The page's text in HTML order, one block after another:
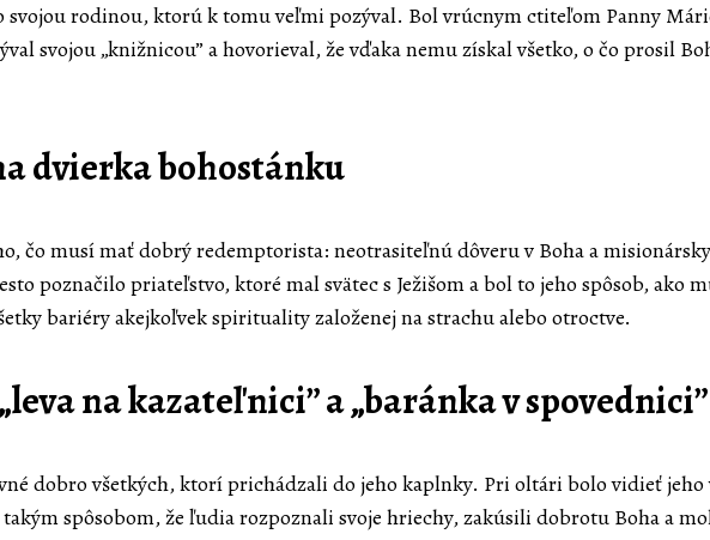
svojou rodinou, ktorú k tomu veľmi pozýval. Bol vrúcnym ctiteľom Panny
svojou „knižnicou” a hovorieval, že vďaka nemu získal všetko, o čo prosil
dvierka bohostánku
čo musí mať dobrý redemptorista: neotrasiteľnú dôveru v Boha a
poznačilo priateľstvo, ktoré mal svätec s Ježišom a bol to jeho spôsob, ako
bariéry akejkoľvek spirituality založenej na strachu alebo otroctve.
na kazateľnici” a „baránka v spovednici”
dobro všetkých, ktorí prichádzali do jeho kaplnky. Pri oltári bolo vidieť
spôsobom, že ľudia rozpoznali svoje hriechy, zakúsili dobrotu Boha a